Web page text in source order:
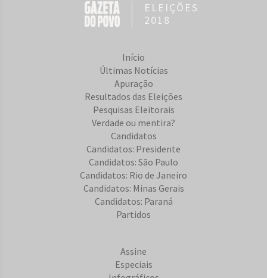
ELEIÇÕES
2018
Início
Últimas Notícias
Apuração
Resultados das Eleições
Pesquisas Eleitorais
Verdade ou mentira?
Candidatos
Candidatos: Presidente
Candidatos: São Paulo
Candidatos: Rio de Janeiro
Candidatos: Minas Gerais
Candidatos: Paraná
Partidos
Assine
Especiais